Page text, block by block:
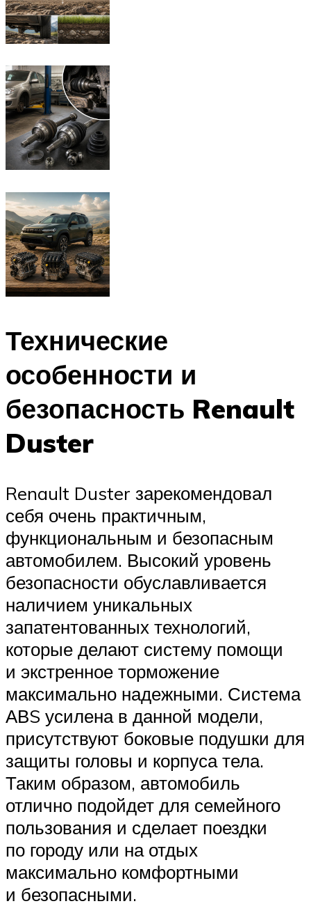
Технические
особенности и
безопасность Renault
Duster
Renault Duster зарекомендовал
себя очень практичным,
функциональным и безопасным
автомобилем. Высокий уровень
безопасности обуславливается
наличием уникальных
запатентованных технологий,
которые делают систему помощи
и экстренное торможение
максимально надежными. Система
АВS усилена в данной модели,
присутствуют боковые подушки для
защиты головы и корпуса тела.
Таким образом, автомобиль
отлично подойдет для семейного
пользования и сделает поездки
по городу или на отдых
максимально комфортными
и безопасными.